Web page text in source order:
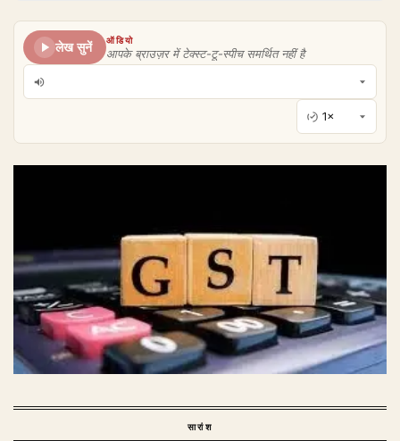
लेख सुनें
ऑडियो
आपके ब्राउज़र में टेक्स्ट-टू-स्पीच समर्थित नहीं है
सारांश